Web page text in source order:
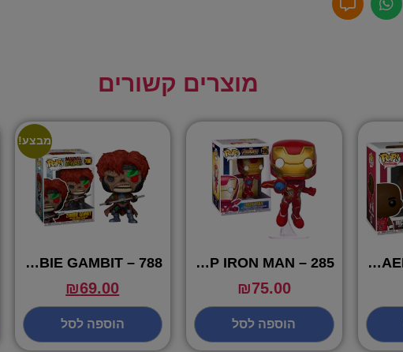
מוצרים קשורים
POP MICHAEL JORDAN – 54
POP IRON MAN – 285
₪75.00
הוספה לסל
מבצע!
POP ZOMBIE GAMBIT – 788
₪69.00
הוספה לסל